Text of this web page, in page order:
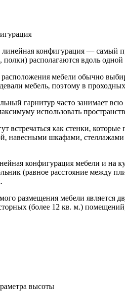
конфигурация — самый
располагаются вдоль одной
мебели обычно
мебель, поэтому в
гарнитур часто занимает
использовать
встречаться как стенки,
навесными шкафами, стеллажами
конфигурация мебели и на
(равное расстояние между
размещения мебели является
(более 12 кв. м.)